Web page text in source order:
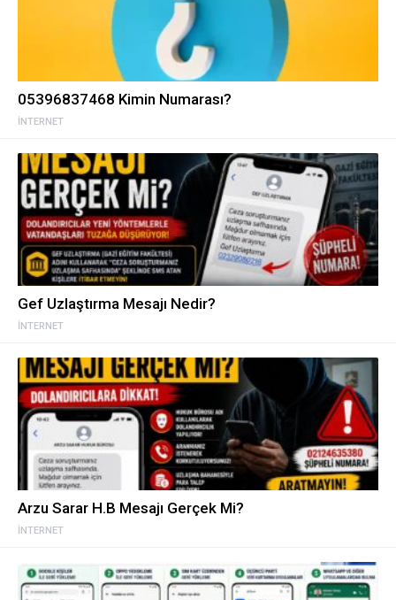
İNTERNET
05396837468 Kimin Numarası?
İNTERNET
Gef Uzlaştırma Mesajı Nedir?
İNTERNET
Arzu Sarar H.B Mesajı Gerçek Mi?